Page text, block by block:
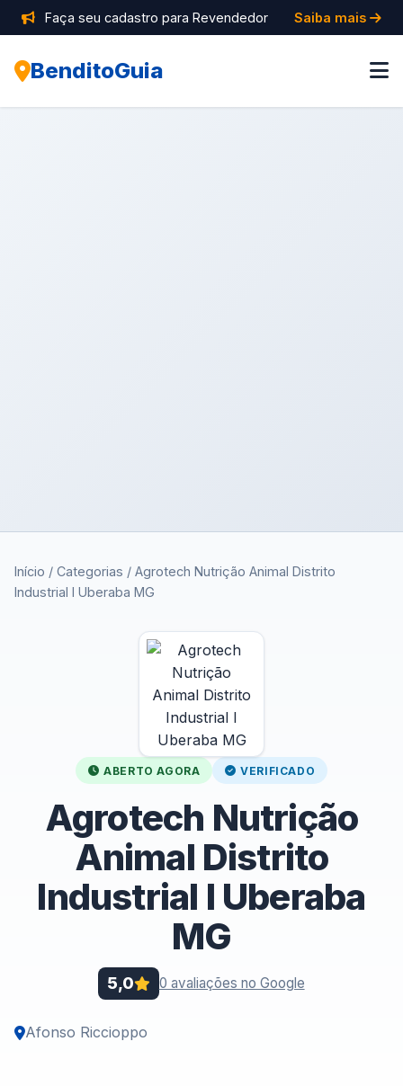
Faça seu cadastro para Revendedor Saiba mais
BenditoGuia
Início / Categorias / Agrotech Nutrição Animal Distrito
Industrial I Uberaba MG
ABERTO AGORA VERIFICADO
Agrotech Nutrição
Animal Distrito
Industrial I Uberaba
MG
5,0 0 avaliações no Google
Afonso Riccioppo